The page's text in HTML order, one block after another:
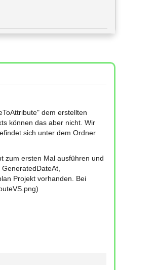
dem erstellten
können das aber nicht. Wir
sich unter dem Ordner
zum ersten Mal ausführen und
Projekt vorhanden. Bei